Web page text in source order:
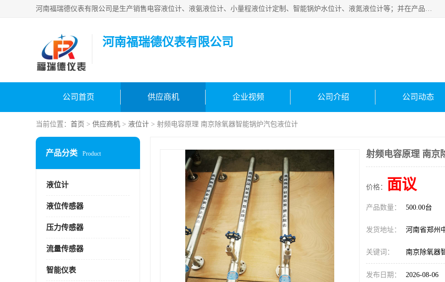
河南福瑞德仪表有限公司是生产销售电容液位计、液氨液位计、小量程液位计定制、智能锅炉水位计、液氮液位计等；并在产品开发、研制的过程中，吸取国内外仪器仪表的技术精华，建立了一支高、精、尖的科研开发队伍，使产品性能不断升级。
河南福瑞德仪表有限公司
公司首页 供应商机 企业视频 公司介绍 公司动态
当前位置： 首页 > 供应商机 > 液位计 > 射频电容原理 南京除氧器智能锅炉汽包液位计
产品分类 Product
液位计
液位传感器
压力传感器
流量传感器
智能仪表
射频电容原理 南京
价格： 面议
产品数量： 500.00台
发货地址： 河南省郑州
关键词： 南京除氧器
发布日期： 2026-08-06